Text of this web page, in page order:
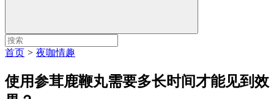
首页 > 夜咖情趣
使用参茸鹿鞭丸需要多长时间才能见到效